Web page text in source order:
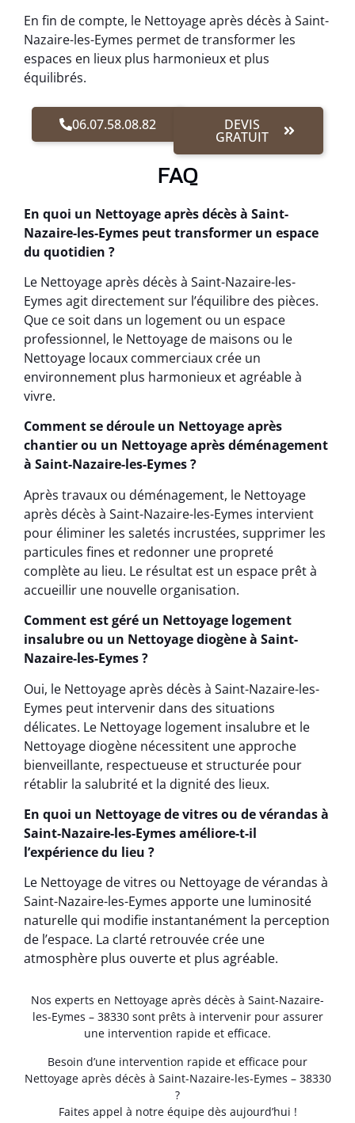
En fin de compte, le Nettoyage après décès à Saint-
Nazaire-les-Eymes permet de transformer les
espaces en lieux plus harmonieux et plus
équilibrés.
06.07.58.08.82 DEVIS
GRATUIT
FAQ
En quoi un Nettoyage après décès à Saint-
Nazaire-les-Eymes peut transformer un espace
du quotidien ?
Le Nettoyage après décès à Saint-Nazaire-les-
Eymes agit directement sur l’équilibre des pièces.
Que ce soit dans un logement ou un espace
professionnel, le Nettoyage de maisons ou le
Nettoyage locaux commerciaux crée un
environnement plus harmonieux et agréable à
vivre.
Comment se déroule un Nettoyage après
chantier ou un Nettoyage après déménagement
à Saint-Nazaire-les-Eymes ?
Après travaux ou déménagement, le Nettoyage
après décès à Saint-Nazaire-les-Eymes intervient
pour éliminer les saletés incrustées, supprimer les
particules fines et redonner une propreté
complète au lieu. Le résultat est un espace prêt à
accueillir une nouvelle organisation.
Comment est géré un Nettoyage logement
insalubre ou un Nettoyage diogène à Saint-
Nazaire-les-Eymes ?
Oui, le Nettoyage après décès à Saint-Nazaire-les-
Eymes peut intervenir dans des situations
délicates. Le Nettoyage logement insalubre et le
Nettoyage diogène nécessitent une approche
bienveillante, respectueuse et structurée pour
rétablir la salubrité et la dignité des lieux.
En quoi un Nettoyage de vitres ou de vérandas à
Saint-Nazaire-les-Eymes améliore-t-il
l’expérience du lieu ?
Le Nettoyage de vitres ou Nettoyage de vérandas à
Saint-Nazaire-les-Eymes apporte une luminosité
naturelle qui modifie instantanément la perception
de l’espace. La clarté retrouvée crée une
atmosphère plus ouverte et plus agréable.
Nos experts en Nettoyage après décès à Saint-Nazaire-
les-Eymes – 38330 sont prêts à intervenir pour assurer
une intervention rapide et efficace.
Besoin d’une intervention rapide et efficace pour
Nettoyage après décès à Saint-Nazaire-les-Eymes – 38330
?
Faites appel à notre équipe dès aujourd’hui !